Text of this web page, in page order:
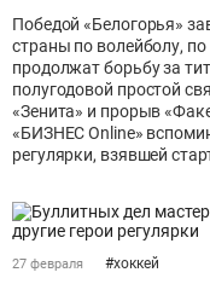
Победой «Белогорья»
страны по волейболу,
продолжат борьбу за
полугодовой простой
«Зенита» и прорыв
«БИЗНЕС Online»
регулярки, взявшей
27 февраля #хоккей